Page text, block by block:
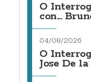
O
con...
04/08/2026
O
Jose De